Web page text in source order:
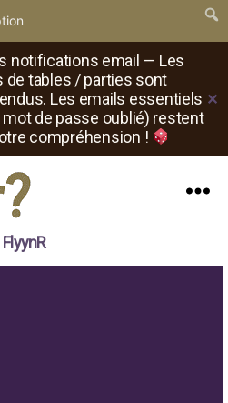
notifications email — Les
de tables / parties sont
Les emails essentiels
de passe oublié) restent
compréhension !
✕
FlyynR